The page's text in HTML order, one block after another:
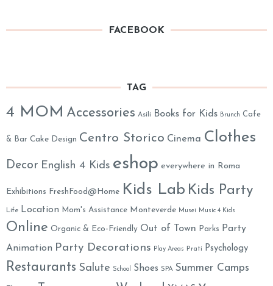
FACEBOOK
TAG
4 MOM Accessories Asili Books for Kids Brunch Cafe
& Bar Cake Design Centro Storico Cinema Clothes
Decor English 4 Kids eshop everywhere in Roma
Exhibitions FreshFood@Home Kids Lab Kids Party
Life Location Mom's Assistance Monteverde Musei Music 4 Kids
Online Organic & Eco-Friendly Out of Town Parks
Party
Animation Party Decorations Play Areas Prati Psychology
Restaurants Salute School Shoes SPA Summer Camps